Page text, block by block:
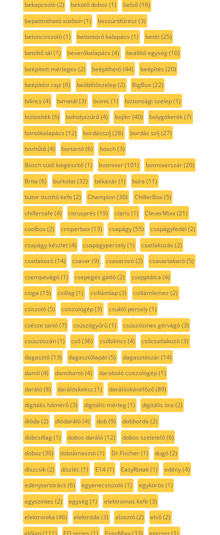
bekapcsoló(2) bekötő doboz (1) belső(16)
bepattintható sütősín(1) beszúrófűrész (3)
betoncsiszoló(1) betontörő kalapács (1) betét(25)
betöltő tál (1) beverőkalapács (4) beállító egység(10)
beépített mérleges (2) beépíthető(44) beépítés (20)
beépítési rajz (6) beőblítőszelep(2) BigBox(22)
bilincs (4) bimetál (3) bionic(1) biztonsági szelep(1)
biztosíték(6) boholyszűrő(4) bojler(40) bolygókerék(7)
bontókalapács (12) bordásszíj (28) bordás szíj (27)
borhűtő(4) bortartó(6) bosch(3)
Bosch sütő kiegészítő(1) botmixer(101) botmixerszár(20)
Brita (6) burkolat(32) békazár(1) búra (11)
bútor tisztító kefe (2) Champion(30) ChillerBox(5)
chillersafe (4) citrusprés (19) claris (1) CleverMixx(21)
coolbox(2) crisperbox(13) csapágy(55) csapágyfedél (2)
csapágy készlet(4) csapágypersely(1) csatlakozás (2)
csatlakozó(14) csavar(9) csavarozó(2) csavartakaró(5)
csempevágó(1) csepegés gátló(2) csepptálca (4)
csiga (15) csillag(1) csillámlap(3) csillámlemez (2)
csiszoló(5) csiszológép(3) csukló persely(1)
csésze tartó(7) csúszógyűrű(1) csúszósines gérvágó(3)
csúszószán(1) cső(36) csőbilincs (4) csőcsatlakozó(3)
dagasztó(13) dagasztólapát(5) dagasztószár(14)
damil (4) damiltartó(4) daraboló csiszológép(1)
daráló(8) darálóskeksz (1) darálóskávéfőző(89)
digitális hőmérő(3) digitális mérleg(1) digitális óra (2)
dióda (2) diódaráló(4) dob(9) dobborda (2)
dobcsillag(1) dobos daráló(12) dobos szeletelő(6)
doboz (30) dobtámasztó(1) Dr.Fischer(1) dugó(2)
díszcsík(2) díszléc(1) E14(1) EasyRotak(1) edény(4)
edénytartórács (6) egyenecsiszoló(1) egykörös (1)
egyszintes (2) egység(1) elektromos kefe (3)
elektronika (46) elektróda (3) elosztó(2) első(2)
előlap(111) EQ series (1) ErgoMixx(33) etazser(1)